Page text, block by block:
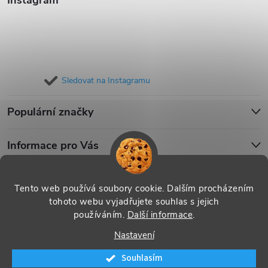
Tento web používá soubory cookie. Dalším procházením
tohoto webu vyjadřujete souhlas s jejich
používáním. Další informace.
Nastavení
Souhlasím
Sledovat na Instagramu
Populární značky
Informace pro Vás
Vytvořil Shoptet
Copyright 2026 . Všechna práva vyhrazena.
nastavení cookies